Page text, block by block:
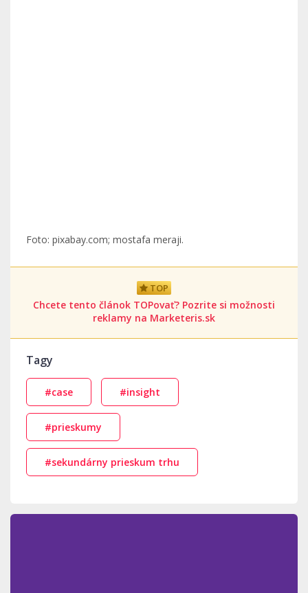
Foto: pixabay.com; mostafa meraji.
TOP
Chcete tento článok TOPovať? Pozrite si možnosti
reklamy na Marketeris.sk
Tagy
#case #insight
#prieskumy
#sekundárny prieskum trhu